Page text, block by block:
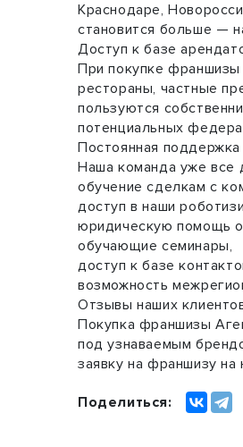
Краснодаре,
становится больше —
Доступ к базе
При покупке франшизы
рестораны, частные
пользуются
потенциальных
Постоянная
Наша команда уже все
обучение сделкам с
доступ в наши
юридическую помощь
обучающие семинары,
доступ к базе
возможность
Отзывы наших
Покупка франшизы
под узнаваемым
заявку на франшизу
Поделиться: